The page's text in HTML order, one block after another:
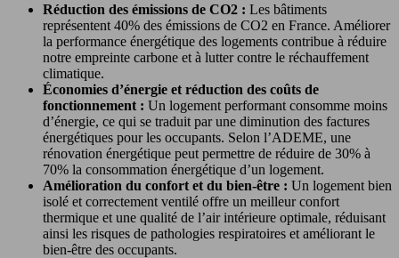
Réduction des émissions de CO2 : Les bâtiments
représentent 40% des émissions de CO2 en France. Améliorer
la performance énergétique des logements contribue à réduire
notre empreinte carbone et à lutter contre le réchauffement
climatique.
Économies d’énergie et réduction des coûts de
fonctionnement : Un logement performant consomme moins
d’énergie, ce qui se traduit par une diminution des factures
énergétiques pour les occupants. Selon l’ADEME, une
rénovation énergétique peut permettre de réduire de 30% à
70% la consommation énergétique d’un logement.
Amélioration du confort et du bien-être : Un logement bien
isolé et correctement ventilé offre un meilleur confort
thermique et une qualité de l’air intérieure optimale, réduisant
ainsi les risques de pathologies respiratoires et améliorant le
bien-être des occupants.